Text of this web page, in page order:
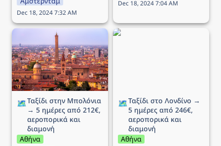
Dec 18, 2024 7:32 AM
Dec 18, 2024 7:04 AM
Ταξίδι στην Μπολόνια →
5 ημέρες από 212€,
αεροπορικά και διαμονή
🗺️Ταξίδι στην Μπολόνια
→ 5 ημέρες από 212€,
αεροπορικά και
διαμονή
Αθήνα
Ταξίδι στο Λονδίνο → 5
🗺️Ταξίδι στο Λονδίνο →
5 ημέρες από 246€,
αεροπορικά και
διαμονή
Αθήνα